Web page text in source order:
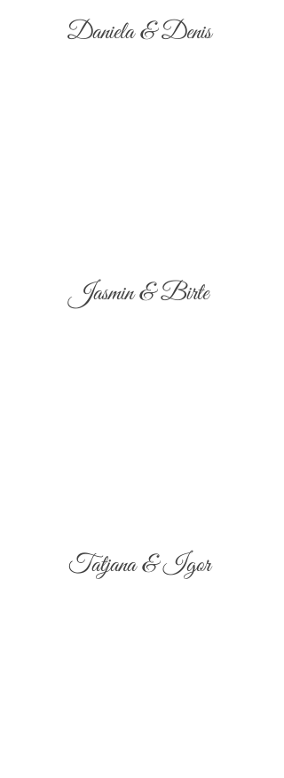
Daniela & Denis
Jasmin & Birte
Tatjana & Igor